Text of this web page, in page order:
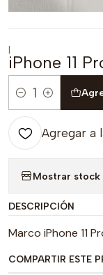
|
iPhone 11
Cantidad
Agregar a
Mostrar stock
DESCRIPCIÓN
Marco iPhone 11
COMPARTIR ESTE